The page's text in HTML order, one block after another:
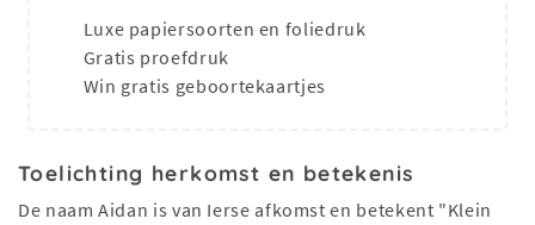
Luxe papiersoorten en foliedruk
Gratis proefdruk
Win gratis geboortekaartjes
Toelichting herkomst en betekenis
De naam Aidan is van Ierse afkomst en betekent "Klein